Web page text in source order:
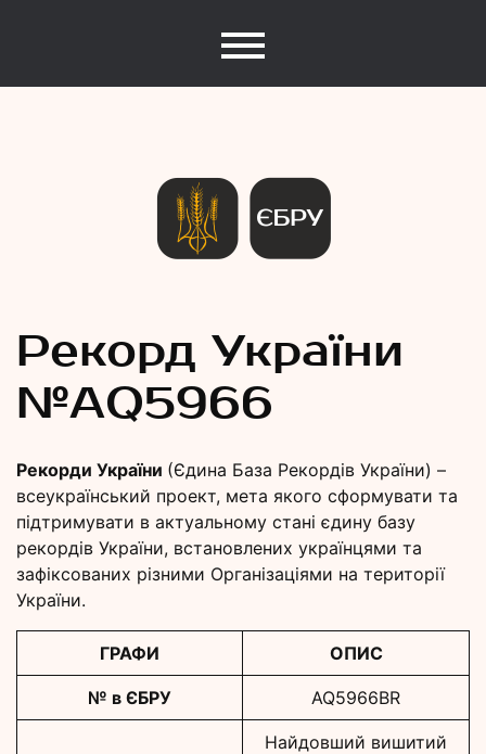
Рекорди
України
Рекорд України
№АQ5966
Рекорди України (Єдина База Рекордів України) –
всеукраїнський проект, мета якого сформувати та
підтримувати в актуальному стані єдину базу
рекордів України, встановлених українцями та
зафіксованих різними Організаціями на території
України.
ГРАФИ ОПИС
№ в ЄБРУ AQ5966BR
Найдовший вишитий